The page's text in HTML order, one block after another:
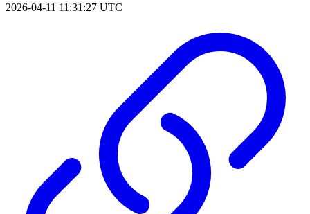
2026-04-11 11:31:27 UTC